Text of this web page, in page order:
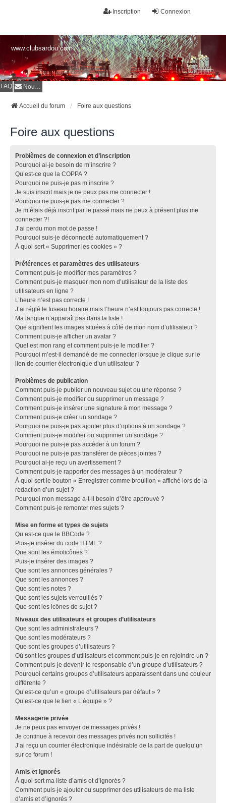
Connexion
Inscription
www.clubsardou.com
FAQ Nous contacter
Accueil du forum Foire aux questions
Foire aux questions
Problèmes de connexion et d’inscription
Pourquoi ai-je besoin de m’inscrire ?
Qu’est-ce que la COPPA ?
Pourquoi ne puis-je pas m’inscrire ?
Je suis inscrit mais je ne peux pas me connecter !
Pourquoi ne puis-je pas me connecter ?
Je m’étais déjà inscrit par le passé mais ne peux à présent plus me
connecter ?!
J’ai perdu mon mot de passe !
Pourquoi suis-je déconnecté automatiquement ?
À quoi sert « Supprimer les cookies » ?
Préférences et paramètres des utilisateurs
Comment puis-je modifier mes paramètres ?
Comment puis-je masquer mon nom d’utilisateur de la liste des
utilisateurs en ligne ?
L’heure n’est pas correcte !
J’ai réglé le fuseau horaire mais l’heure n’est toujours pas correcte !
Ma langue n’apparaît pas dans la liste !
Que signifient les images situées à côté de mon nom d’utilisateur ?
Comment puis-je afficher un avatar ?
Quel est mon rang et comment puis-je le modifier ?
Pourquoi m’est-il demandé de me connecter lorsque je clique sur le
lien de courrier électronique d’un utilisateur ?
Problèmes de publication
Comment puis-je publier un nouveau sujet ou une réponse ?
Comment puis-je modifier ou supprimer un message ?
Comment puis-je insérer une signature à mon message ?
Comment puis-je créer un sondage ?
Pourquoi ne puis-je pas ajouter plus d’options à un sondage ?
Comment puis-je modifier ou supprimer un sondage ?
Pourquoi ne puis-je pas accéder à un forum ?
Pourquoi ne puis-je pas transférer de pièces jointes ?
Pourquoi ai-je reçu un avertissement ?
Comment puis-je rapporter des messages à un modérateur ?
À quoi sert le bouton « Enregistrer comme brouillon » affiché lors de la
rédaction d’un sujet ?
Pourquoi mon message a-t-il besoin d’être approuvé ?
Comment puis-je remonter mes sujets ?
Mise en forme et types de sujets
Qu’est-ce que le BBCode ?
Puis-je insérer du code HTML ?
Que sont les émoticônes ?
Puis-je insérer des images ?
Que sont les annonces générales ?
Que sont les annonces ?
Que sont les notes ?
Que sont les sujets verrouillés ?
Que sont les icônes de sujet ?
Niveaux des utilisateurs et groupes d’utilisateurs
Que sont les administrateurs ?
Que sont les modérateurs ?
Que sont les groupes d’utilisateurs ?
Où sont les groupes d’utilisateurs et comment puis-je en rejoindre un ?
Comment puis-je devenir le responsable d’un groupe d’utilisateurs ?
Pourquoi certains groupes d’utilisateurs apparaissent dans une couleur
différente ?
Qu’est-ce qu’un « groupe d’utilisateurs par défaut » ?
Qu’est-ce que le lien « L’équipe » ?
Messagerie privée
Je ne peux pas envoyer de messages privés !
Je continue à recevoir des messages privés non sollicités !
J’ai reçu un courrier électronique indésirable de la part de quelqu’un
sur ce forum !
Amis et ignorés
À quoi sert ma liste d’amis et d’ignorés ?
Comment puis-je ajouter ou supprimer des utilisateurs de ma liste
d’amis et d’ignorés ?